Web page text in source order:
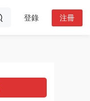
登錄 注冊